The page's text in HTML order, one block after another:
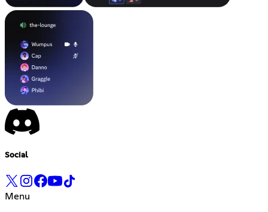
Social
Menu